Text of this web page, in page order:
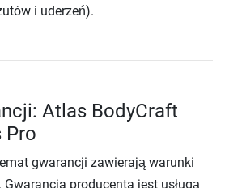
i uderzeń).
Atlas BodyCraft
Pro
gwarancji zawierają warunki
producenta jest usługą